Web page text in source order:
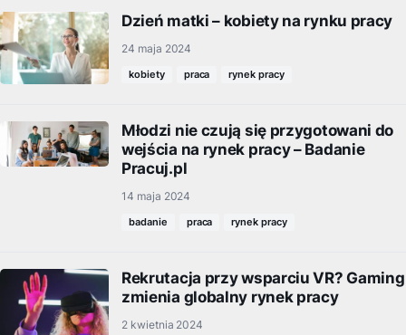
Dzień matki – kobiety na rynku pracy
24 maja 2024
kobiety praca rynek pracy
Młodzi nie czują się przygotowani do
wejścia na rynek pracy – Badanie
Pracuj.pl
14 maja 2024
badanie praca rynek pracy
Rekrutacja przy wsparciu VR? Gaming
zmienia globalny rynek pracy
2 kwietnia 2024